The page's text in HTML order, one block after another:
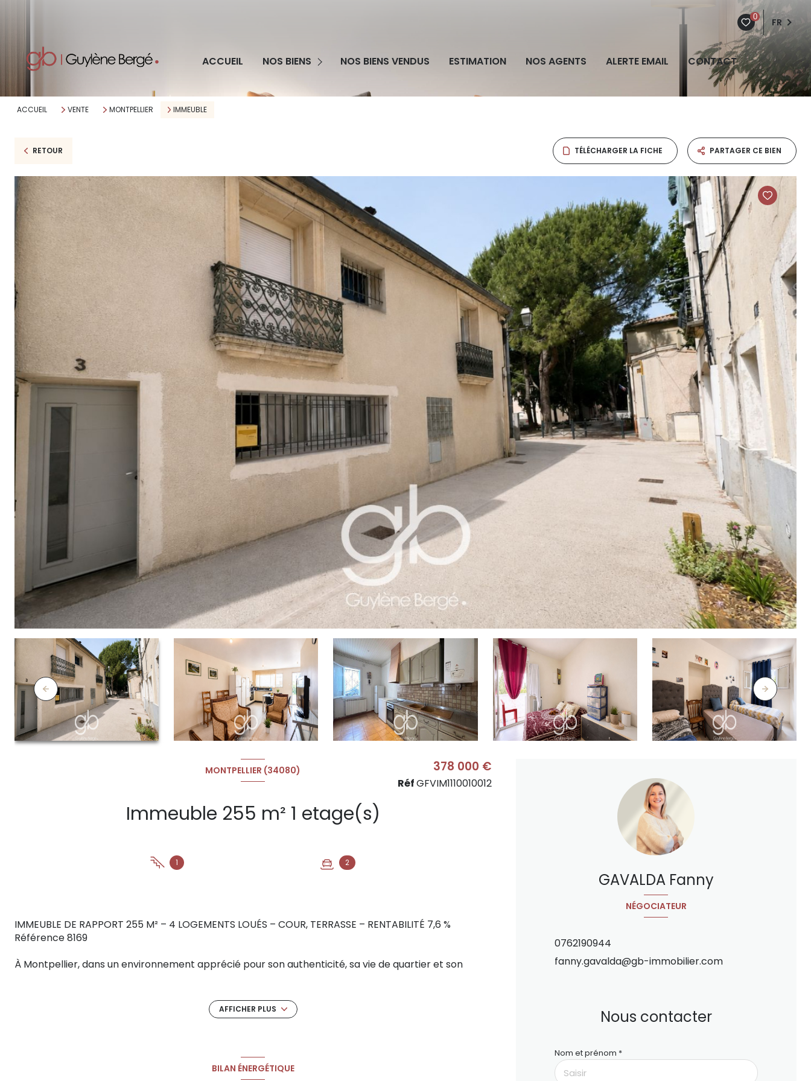
0 FR
ACCUEIL NOS BIENS
Programmes Neufs NOS BIENS VENDUS ESTIMATION NOS AGENTS ALERTE EMAIL CONTACT
ACCUEIL VENTE MONTPELLIER IMMEUBLE
RETOUR TÉLÉCHARGER LA FICHE PARTAGER CE BIEN
MONTPELLIER (34080)
Immeuble 255 m² 1 etage(s)
1 2
378 000 €
RéfGFVIM1110010012
IMMEUBLE DE RAPPORT 255 M² – 4 LOGEMENTS LOUÉS – COUR, TERRASSE – RENTABILITÉ 7,6 %
Référence 8169
À Montpellier, dans un environnement apprécié pour son authenticité, sa vie de quartier et son
Entièrement loué, l'ensemble développe aujourd'hui 31 860 € de revenus locatifs annuels, soit une
Au-delà de ses performances locatives, ce bien séduit par son cadre de vie recherché. Commerces
de proximité, établissements scolaires, marché, services et transports en commun sont accessibles
AFFICHER PLUS
BILAN ÉNERGÉTIQUE
NÉGOCIATEUR
GAVALDA Fanny
0762190944
fanny.gavalda@gb-immobilier.com
Nous contacter
Nom et prénom *